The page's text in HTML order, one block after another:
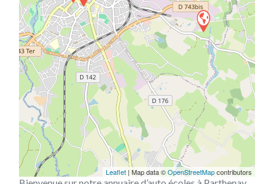
Leaflet | Map data ©OpenStreetMapcontributors